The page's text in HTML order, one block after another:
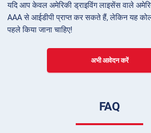
यदि आप केवल अमेरिकी ड्राइविंग लाइसेंस वाले
AAA से आईडीपी प्राप्त कर सकते हैं, लेकिन यह
पहले किया जाना चाहिए!
अभी आवेदन करें
FAQ